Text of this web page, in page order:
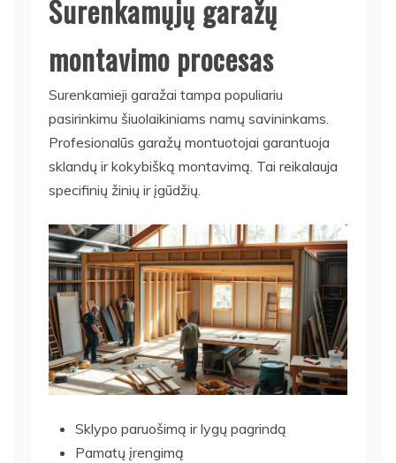
Surenkamųjų garažų
montavimo procesas
Surenkamieji garažai tampa populiariu
pasirinkimu šiuolaikiniams namų savininkams.
Profesionalūs garažų montuotojai garantuoja
sklandų ir kokybišką montavimą. Tai reikalauja
specifinių žinių ir įgūdžių.
Sklypo paruošimą ir lygų pagrindą
Pamatų įrengimą